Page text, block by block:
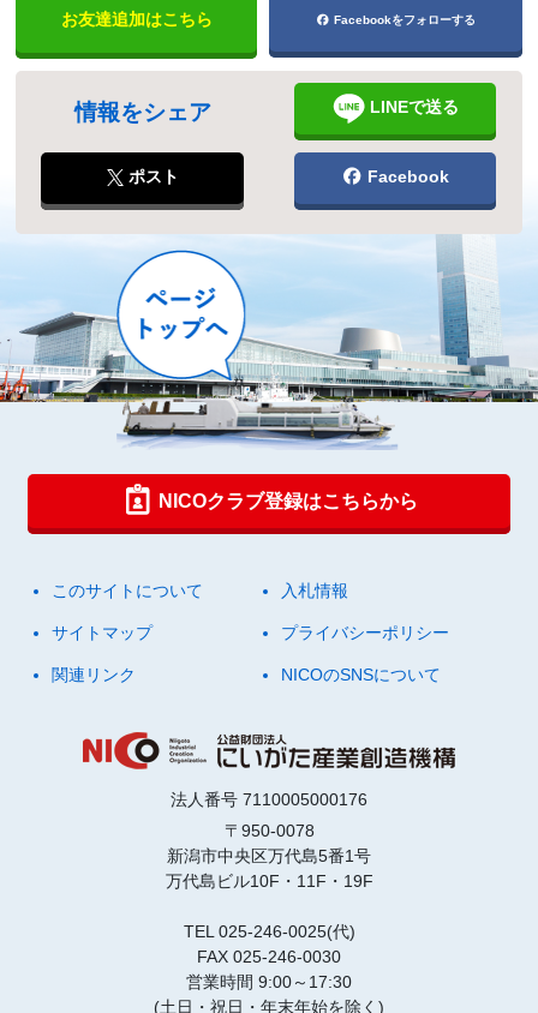
お友達追加はこちら Facebookをフォローする
情報をシェア LINEで送る
ポスト Facebook
NICOクラブ登録はこちらから
このサイトについて 入札情報
サイトマップ プライバシーポリシー
関連リンク NICOのSNSについて
法人番号 7110005000176
〒950-0078
新潟市中央区万代島5番1号
万代島ビル10F・11F・19F
TEL 025-246-0025(代)
FAX 025-246-0030
営業時間 9:00～17:30
(土日・祝日・年末年始を除く)